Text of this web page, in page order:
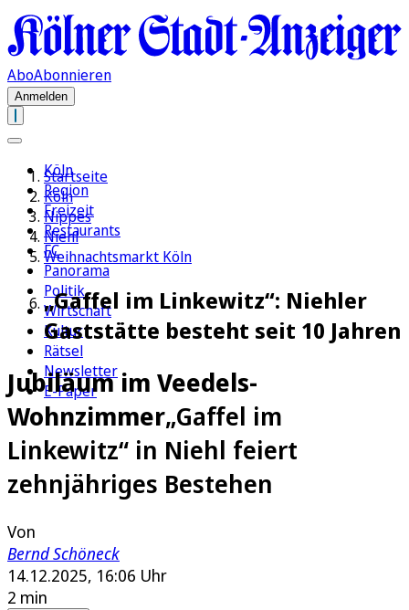
AboAbonnieren
Anmelden
Köln
Region
Freizeit
Restaurants
FC
Panorama
Politik
Wirtschaft
Kultur
Rätsel
Newsletter
E-Paper
Startseite
Köln
Nippes
Niehl
Weihnachtsmarkt Köln
„Gaffel im Linkewitz“: Niehler
Gaststätte besteht seit 10 Jahren
Jubiläum im Veedels-
Wohnzimmer„Gaffel im
Linkewitz“ in Niehl feiert
zehnjähriges Bestehen
Von
Bernd Schöneck
14.12.2025, 16:06 Uhr
2 min